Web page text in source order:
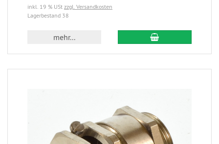
inkl. 19 % USt zzgl. Versandkosten
Lagerbestand 38
mehr...